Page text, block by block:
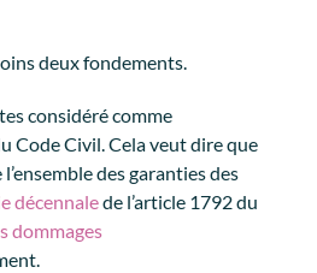
deux fondements.
considéré comme
Code Civil. Cela veut dire que
des garanties des
décennalede l’article 1792 du
dommages